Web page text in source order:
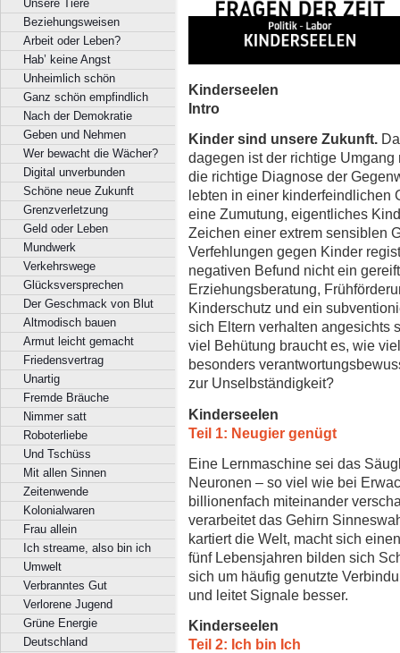
Unsere Tiere
Beziehungsweisen
Arbeit oder Leben?
Hab’ keine Angst
Unheimlich schön
Ganz schön empfindlich
Nach der Demokratie
Geben und Nehmen
Wer bewacht die Wächer?
Digital unverbunden
Schöne neue Zukunft
Grenzverletzung
Geld oder Leben
Mundwerk
Verkehrswege
Glücksversprechen
Der Geschmack von Blut
Altmodisch bauen
Armut leicht gemacht
Friedensvertrag
Unartig
Fremde Bräuche
Nimmer satt
Roboterliebe
Und Tschüss
Mit allen Sinnen
Zeitenwende
Kolonialwaren
Frau allein
Ich streame, also bin ich
Umwelt
Verbranntes Gut
Verlorene Jugend
Grüne Energie
Deutschland
Kinderseelen
Intro
Kinder sind unsere Zukunft.
dagegen ist der richtige
die richtige Diagnose der
lebten in einer kinderfeindlichen
eine Zumutung, eigentliches
Zeichen einer extrem sensiblen
Verfehlungen gegen Kinder
negativen Befund nicht ein
Erziehungsberatung,
Kinderschutz und ein
sich Eltern verhalten angesichts
viel Behütung braucht es, wie
besonders
zur Unselbständigkeit?
Kinderseelen
Teil 1: Neugier genügt
Eine Lernmaschine sei das
Neuronen – so viel wie bei
billionenfach miteinander
verarbeitet das Gehirn
kartiert die Welt, macht sich
fünf Lebensjahren bilden sich
sich um häufig genutzte
und leitet Signale besser.
Kinderseelen
Teil 2: Ich bin Ich